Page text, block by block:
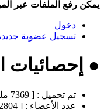
يمكن رفع الملفات عبر
دخول
تسجيل عضوية
● إحصائيات
تم تحميل : [ 7369 ملف و 40 صورة ]
عدد الأعضاء : [ 2804 عضو ]